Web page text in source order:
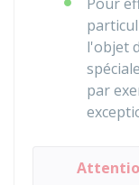
l'objet
par